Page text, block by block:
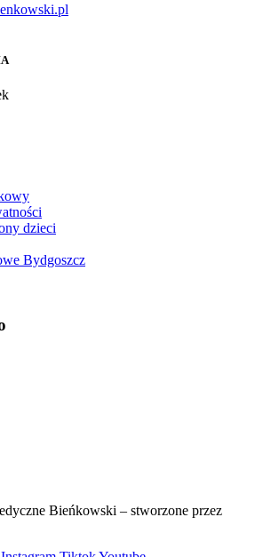
dzieci
Bydgoszcz
Bieńkowski – stworzone przez